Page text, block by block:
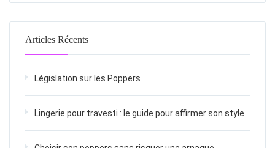
Articles Récents
Législation sur les Poppers
Lingerie pour travesti : le guide pour affirmer son style